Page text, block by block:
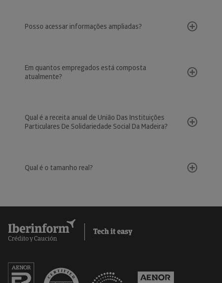
Posso acessar informações ampliadas?
Em quantos empregados está composta
atualmente?
Qual é a receita anual de União Das Instituições
Particulares De Solidariedade Social Da Madeira?
Qual é o tamanho real?